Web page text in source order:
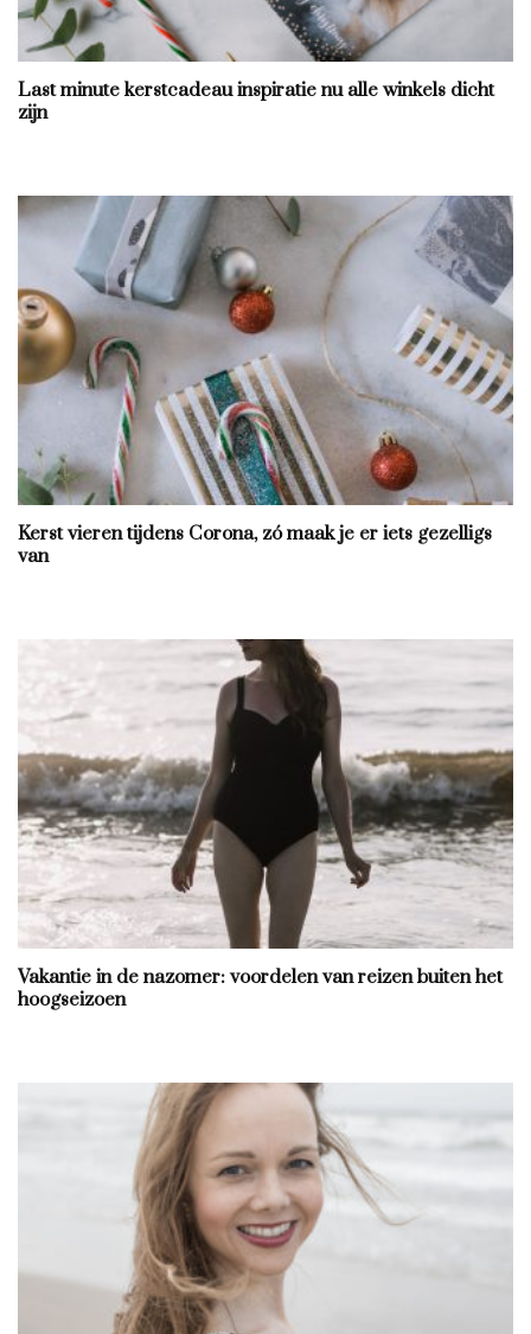
Last minute kerstcadeau inspiratie nu alle winkels dicht
zijn
Kerst vieren tijdens Corona, zó maak je er iets gezelligs
van
Vakantie in de nazomer: voordelen van reizen buiten het
hoogseizoen